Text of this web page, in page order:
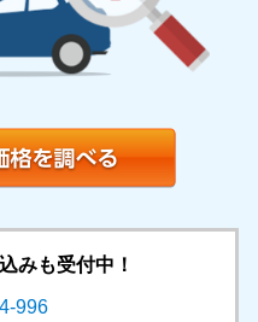
みも受付中！
996